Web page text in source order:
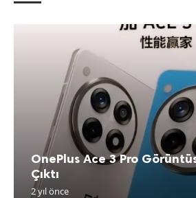
OnePlus Ace 3 Pro
Çıktı
2 yıl önce